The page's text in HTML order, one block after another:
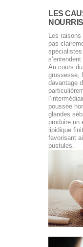
LES
Les
pas
Au cours
grossesse,
davantage
poussée
glandes
produire un
lipidique
favorisant
pustules.